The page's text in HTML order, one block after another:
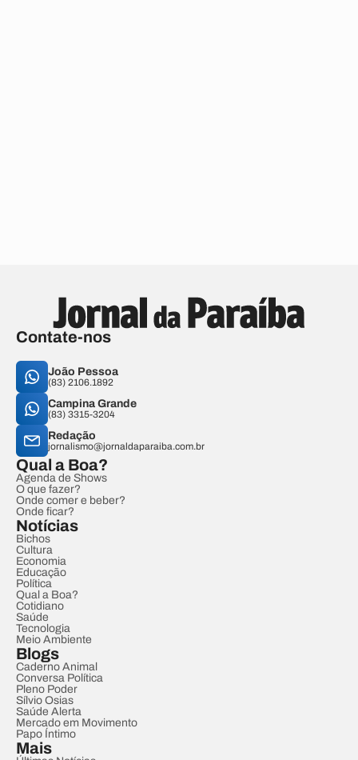
Contate-nos
João Pessoa
(83) 2106.1892
Campina Grande
(83) 3315-3204
Redação
jornalismo@jornaldaparaiba.com.br
Qual a Boa?
Agenda de Shows
O que fazer?
Onde comer e beber?
Onde ficar?
Notícias
Bichos
Cultura
Economia
Educação
Política
Qual a Boa?
Cotidiano
Saúde
Tecnologia
Meio Ambiente
Blogs
Caderno Animal
Conversa Política
Pleno Poder
Sílvio Osias
Saúde Alerta
Mercado em Movimento
Papo Íntimo
Mais